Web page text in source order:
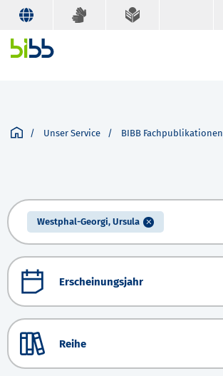
Unser Service BIBB Fachpublikationen
Westphal-Georgi, Ursula
Erscheinungsjahr
Reihe